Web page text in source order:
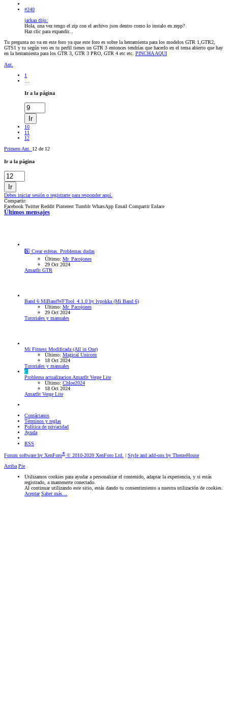
#240
jackaa dijo:
Hola, una vez tengo el zip con el archivo json dentro como lo instalo en zepp?
Haz clic para expandir...
Tu pregunta no va en este foro ya que este foro es sobre la herramienta para los modelos GTR 1,GTR2,
GTS1 y tu según veo en tu perfil tienes un GTR 3 entonces tendrías que hacerlo en el tema abierto que hay
en la herramienta para los GTR 3, GTR 3 PRO, GTR 4 etc etc. PINCHA AQUI
Ant.
1
Ir a la página
Ir
10
11
12
PrimeroAnt. 12 de 12
Ir a la página
Ir
Debes iniciar sesión o registrarte para responder aquí.
Compartir:
Facebook Twitter Reddit Pinterest Tumblr WhatsApp Email Compartir Enlace
Últimos mensajes
5️⃣ Crear esferas. Problemas dudas
Último: Mr_Pacojones
29 Oct 2024
Amazfit GTR
Band 6 MiBandWFTool_4.1.0 by lvpokka (Mi Band 6)
Último: Mr_Pacojones
29 Oct 2024
Tutoriales y manuales
Mi Fitness Modificada (All in One)
Último: Magical Unicorn
18 Oct 2024
Tutoriales y manuales
C
Problema actualizacion Amazfit Verge Lite
Último: Chloe2024
18 Oct 2024
Amazfit Verge Lite
Contáctanos
Términos y reglas
Política de privacidad
Ayuda
RSS
Forum software by XenForo® © 2010-2020 XenForo Ltd. | Style and add-ons by ThemeHouse
Arriba Pie
Utilizamos cookies para ayudar a personalizar el contenido, adaptar la experiencia, y si estás
registrado, a mantenerte conectado.
Al continuar utilizando este sitio, estás dando tu consentimiento a nuestra utilización de cookies.
Aceptar Saber más…